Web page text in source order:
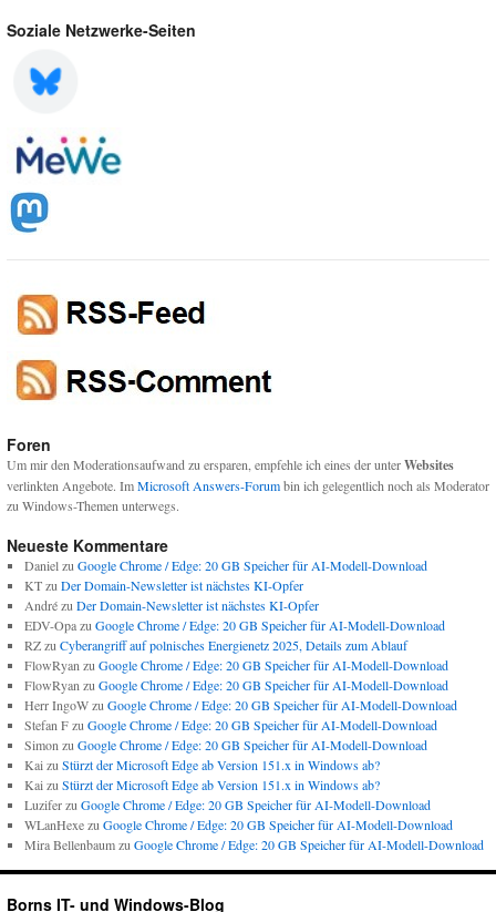
Soziale Netzwerke-Seiten
Foren
Um mir den Moderationsaufwand zu ersparen, empfehle ich eines der unterWebsites
verlinkten Angebote. ImMicrosoft Answers-Forumbin ich gelegentlich noch als Moderator
zu Windows-Themen unterwegs.
Neueste Kommentare
Danielzu Google Chrome / Edge: 20 GB Speicher für AI-Modell-Download
KTzu Der Domain-Newsletter ist nächstes KI-Opfer
Andrézu Der Domain-Newsletter ist nächstes KI-Opfer
EDV-Opazu Google Chrome / Edge: 20 GB Speicher für AI-Modell-Download
RZzu Cyberangriff auf polnisches Energienetz 2025, Details zum Ablauf
FlowRyan zu Google Chrome / Edge: 20 GB Speicher für AI-Modell-Download
FlowRyan zu Google Chrome / Edge: 20 GB Speicher für AI-Modell-Download
Herr IngoWzu Google Chrome / Edge: 20 GB Speicher für AI-Modell-Download
Stefan Fzu Google Chrome / Edge: 20 GB Speicher für AI-Modell-Download
Simon zu Google Chrome / Edge: 20 GB Speicher für AI-Modell-Download
Kai zu Stürzt der Microsoft Edge ab Version 151.x in Windows ab?
Kai zu Stürzt der Microsoft Edge ab Version 151.x in Windows ab?
Luziferzu Google Chrome / Edge: 20 GB Speicher für AI-Modell-Download
WLanHexezu Google Chrome / Edge: 20 GB Speicher für AI-Modell-Download
Mira Bellenbaumzu Google Chrome / Edge: 20 GB Speicher für AI-Modell-Download
Borns IT- und Windows-Blog